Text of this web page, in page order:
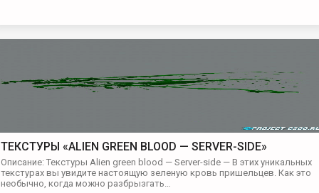
ТЕКСТУРЫ «ALIEN GREEN BLOOD — SERVER-SIDE»
Описание: Текстуры Alien green blood — Server-side — В этих уникальных
текстурах вы увидите настоящую зеленую кровь пришельцев. Как это
необычно, когда можно разбрызгать…